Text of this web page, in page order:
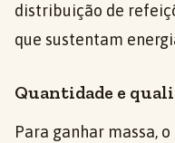
distribuição de
que sustentam
Quantidade e
Para ganhar massa,